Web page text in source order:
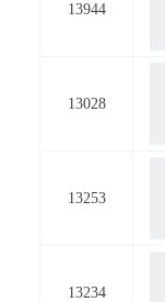
13944
13028
13253
13234